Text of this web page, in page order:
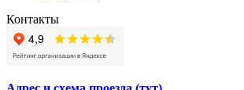
Контакты